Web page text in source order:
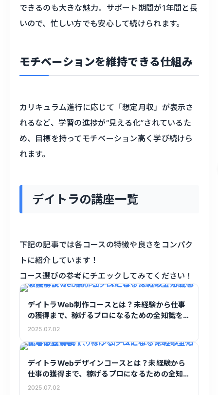
できるのも大きな魅力。サポート期間が1年間と長
いので、忙しい方でも安心して続けられます。
モチベーションを維持できる仕組み
カリキュラム進行に応じて「想定月収」が表示さ
れるなど、学習の進捗が“見える化”されているた
め、目標を持ってモチベーション高く学び続けら
れます。
デイトラの講座一覧
下記の記事では各コースの特徴や良さをコンパク
トに紹介しています！
コース選びの参考にチエックしてみてください！
デイトラWeb制作コースとは？未経験から仕事
の獲得まで、稼げるプロになるための全知識を
徹底解説
2025.07.02
デイトラWebデザインコースとは？未経験から
仕事の獲得まで、稼げるプロになるための全知
識を徹底解説
2025.07.02